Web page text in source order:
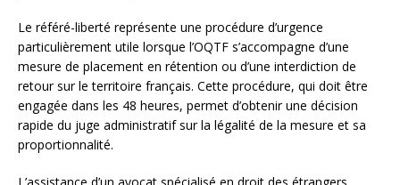
Le référé-liberté représente une procédure d’urgence
particulièrement utile lorsque l’OQTF s’accompagne d’une
mesure de placement en rétention ou d’une interdiction de
retour sur le territoire français. Cette procédure, qui doit être
engagée dans les 48 heures, permet d’obtenir une décision
rapide du juge administratif sur la légalité de la mesure et sa
proportionnalité.